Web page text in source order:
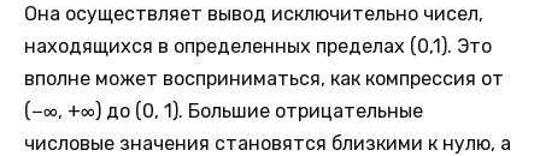
Она осуществляет вывод исключительно чисел,
находящихся в определенных пределах (0,1). Это
вполне может восприниматься, как компрессия от
(−∞, +∞) до (0, 1). Большие отрицательные
числовые значения становятся близкими к нулю, а